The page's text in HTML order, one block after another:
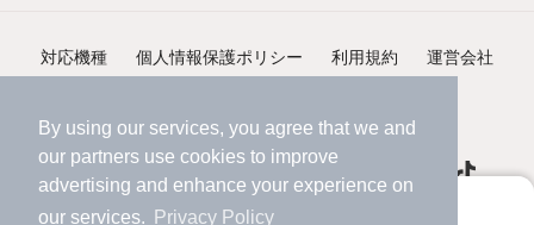
By using our services, you agree that we and
our partners use cookies to improve
advertising and enhance your experience on
our services.
Privacy Policy
アプリに切り替えて、サクサクお部屋探し
対応機種 個人情報保護ポリシー 利用規約 運営会社